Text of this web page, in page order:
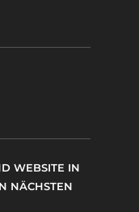
WEBSITE IN
NÄCHSTEN